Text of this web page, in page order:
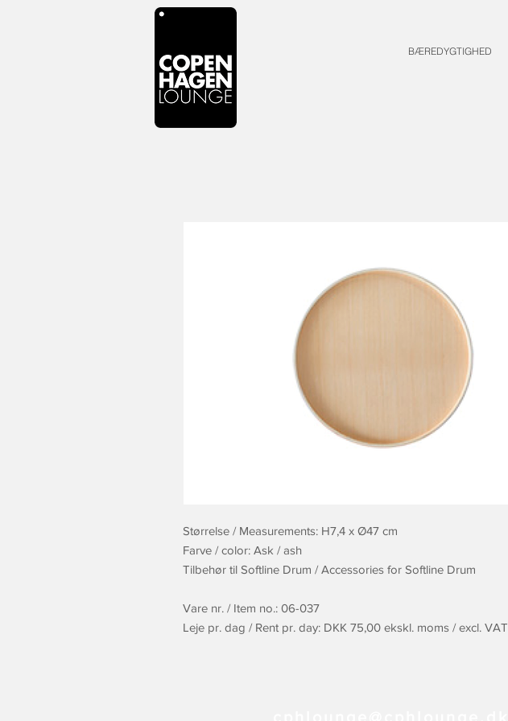
BÆREDYGTIGHED
Størrelse / Measurements: H7,4 x Ø47 cm
Farve / color: Ask / ash
Tilbehør til Softline Drum / Accessories for Softline Drum
Vare nr. / Item no.: 06-037
Leje pr. dag / Rent pr. day: DKK 75,00 ekskl. moms / excl. VAT